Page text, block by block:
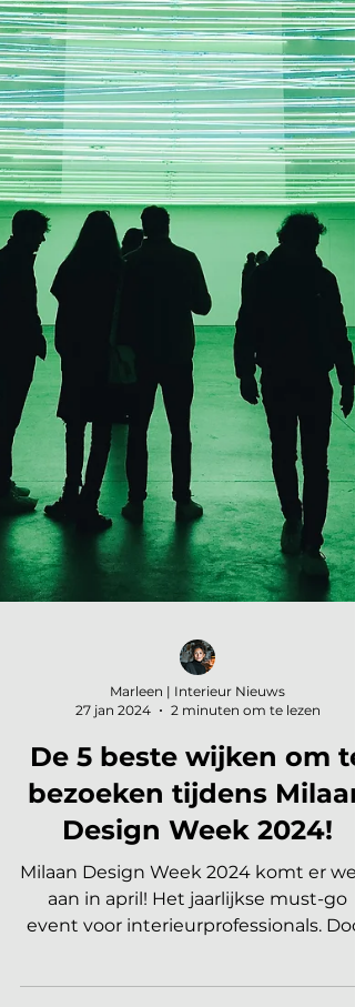
Marleen | Interieur Nieuws
De 5 beste wijken om te
bezoeken tijdens Milaan